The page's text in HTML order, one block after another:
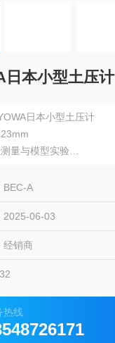
日本小型土压计
日本小型土压计
量与模型实验
实验等。
BEC-A
2025-06-03
经销商
热线